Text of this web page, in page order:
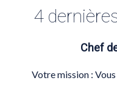
4
Chef
Votre mission :